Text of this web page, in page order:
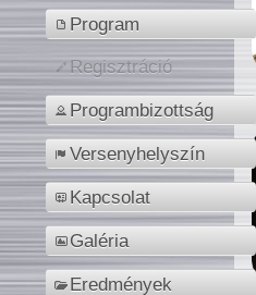
Program
Regisztráció
Programbizottság
Versenyhelyszín
Kapcsolat
Galéria
Eredmények